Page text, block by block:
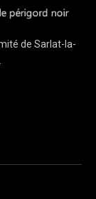
de Sarlat-la-